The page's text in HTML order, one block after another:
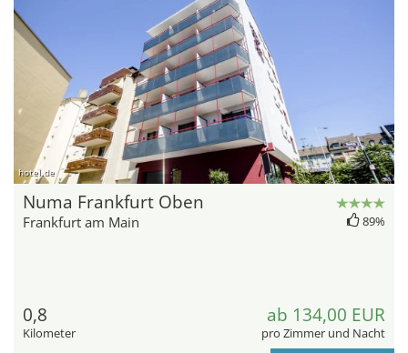
hotel.de
Numa Frankfurt Oben
Frankfurt am Main 89%
0,8
Kilometer
ab 134,00 EUR
pro Zimmer und Nacht